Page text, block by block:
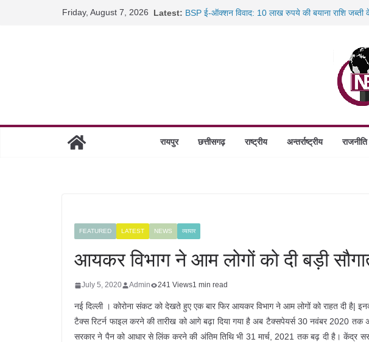
Friday, August 7, 2026 Latest: BSP ई-ऑक्शन विवाद: 10 लाख रुपये की बयाना राशि जब्ती
छत्तीसगढ़ में 1460 गोधाम होंगे स्थापित, हर विकासखंड के 10
साइबर ठगी पर दुर्ग पुलिस का बड़ा एक्शन: 13 म्यूल बैंक
रायपुर छत्तीसगढ़ राष्ट्रीय अन्तर्राष्ट्रीय राजनीति
FEATURED LATEST NEWS व्यापार
आयकर विभाग ने आम लोगों को दी बड़ी
July 5, 2020 Admin 241 Views1 min read
नई दिल्ली । कोरोना संकट को देखते हुए एक बार फिर आयकर विभाग ने आम लोगों को राहत दी है|
टैक्स रिटर्न फाइल करने की तारीख को आगे बढ़ा दिया गया है अब टैक्सपेयर्स 30 नवंबर 2020
सरकार ने पैन को आधार से लिंक करने की अंतिम तिथि भी 31 मार्च, 2021 तक बढ़ दी है। केंद्र